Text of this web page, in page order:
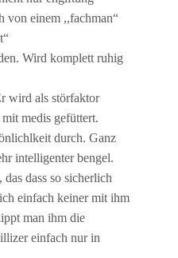
von einem ,,fachman“
Wird komplett ruhig
wird als störfaktor
medis gefüttert.
durch. Ganz
intelligenter bengel.
dass so sicherlich
einfach keiner mit ihm
man ihm die
einfach nur in